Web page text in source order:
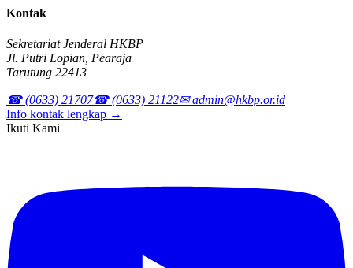
Kontak
Sekretariat Jenderal HKBP
Jl. Putri Lopian, Pearaja
Tarutung 22413
☎ (0633) 21707☎ (0633) 21122✉ admin@hkbp.or.id
Info kontak lengkap →
Ikuti Kami